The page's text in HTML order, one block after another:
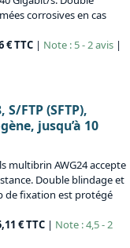
corrosives en cas
€ TTC | Note : 5 - 2 avis |
S/FTP (SFTP),
jusqu’à 10
multibrin AWG24 accepte
Double blindage et
de fixation est protégé
€ TTC | Note : 4,5 - 2